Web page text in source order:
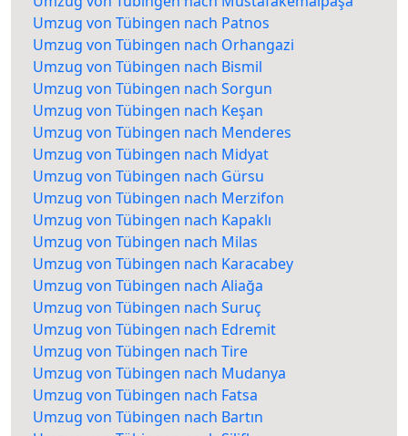
Umzug von Tübingen nach Patnos
Umzug von Tübingen nach Orhangazi
Umzug von Tübingen nach Bismil
Umzug von Tübingen nach Sorgun
Umzug von Tübingen nach Keşan
Umzug von Tübingen nach Menderes
Umzug von Tübingen nach Midyat
Umzug von Tübingen nach Gürsu
Umzug von Tübingen nach Merzifon
Umzug von Tübingen nach Kapaklı
Umzug von Tübingen nach Milas
Umzug von Tübingen nach Karacabey
Umzug von Tübingen nach Aliağa
Umzug von Tübingen nach Suruç
Umzug von Tübingen nach Edremit
Umzug von Tübingen nach Tire
Umzug von Tübingen nach Mudanya
Umzug von Tübingen nach Fatsa
Umzug von Tübingen nach Bartın